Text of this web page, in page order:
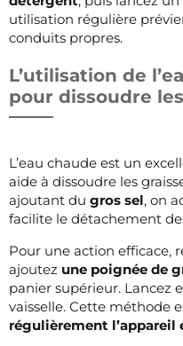
utilisation régulière
conduits propres.
L’utilisation de
pour dissoudre
L’eau chaude est un
aide à dissoudre les
ajoutant du gros sel, on
facilite le détachement
Pour une action efficace,
ajoutez une poignée de
panier supérieur. Lancez
vaisselle. Cette méthode
régulièrement l’appareil